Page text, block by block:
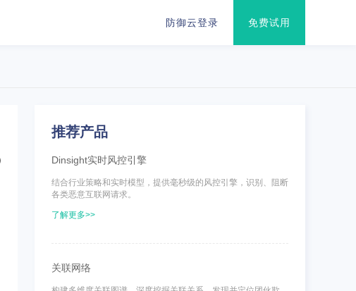
防御云登录 免费试用
推荐产品
Dinsight实时风控引擎
结合行业策略和实时模型，提供毫秒级的风控引擎，识别、阻断
各类恶意互联网请求。
了解更多>>
关联网络